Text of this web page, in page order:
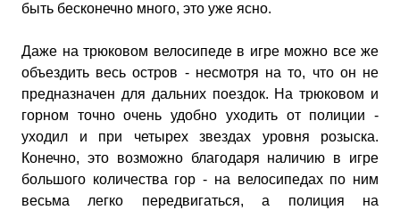
быть бесконечно много, это уже ясно.
Даже на трюковом велосипеде в игре можно все же
объездить весь остров - несмотря на то, что он не
предназначен для дальних поездок. На трюковом и
горном точно очень удобно уходить от полиции -
уходил и при четырех звездах уровня розыска.
Конечно, это возможно благодаря наличию в игре
большого количества гор - на велосипедах по ним
весьма легко передвигаться, а полиция на